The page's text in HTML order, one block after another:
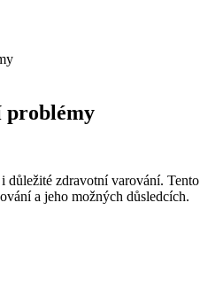
problémy
zdravotní varování.
a jeho možných důsledcích.